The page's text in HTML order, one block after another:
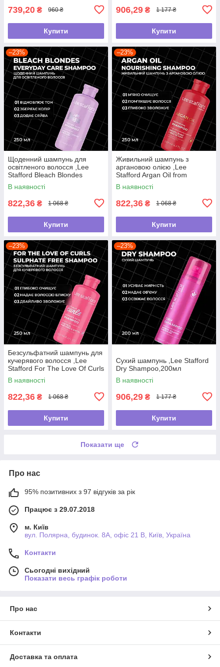
739,20 ₴ 960 ₴
Купити
906,29 ₴ 1 177 ₴
Купити
–23%
Щоденний шампунь для
освітленого волосся ,Lee
Stafford Bleach Blondes
,250мл
В наявності
822,36 ₴ 1 068 ₴
Купити
–23%
Живильний шампунь з
аргановою олією ,Lee
Stafford Argan Oil from
Morocco Nourishing Shampoo
,250мл
В наявності
822,36 ₴ 1 068 ₴
Купити
–23%
Безсульфатний шампунь для
кучерявого волосся ,Lee
Stafford For The Love Of Curls
Shampoo,250мл
В наявності
822,36 ₴ 1 068 ₴
Купити
–23%
Сухий шампунь ,Lee Stafford
Dry Shampoo,200мл
В наявності
906,29 ₴ 1 177 ₴
Купити
Показати ще
Про нас
95% позитивних з 97 відгуків за рік
Працює з 29.07.2018
м. Київ
вул. Полярна, будинок. 8А, офіс 21 В, Київ, Україна
Контакти
Сьогодні вихідний
Показати весь графік роботи
Про нас
Контакти
Доставка та оплата